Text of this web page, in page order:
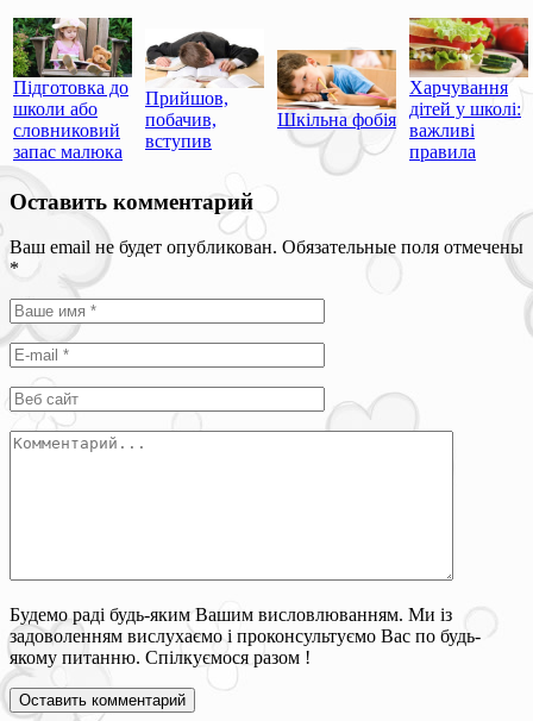
Підготовка до
школи або
словниковий
запас малюка
Прийшов,
побачив,
вступив
Шкільна фобія
Харчування
дітей у школі:
важливі
правила
Оставить комментарий
Ваш email не будет опубликован. Обязательные поля отмечены
*
Будемо раді будь-яким Вашим висловлюванням. Ми із
задоволенням вислухаємо і проконсультуємо Вас по будь-
якому питанню. Спілкуємося разом !